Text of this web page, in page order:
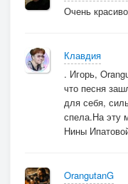
Очень
Клавдия
. Игорь,
что песня
для себя,
спела.На эту
Нины
OrangutanG